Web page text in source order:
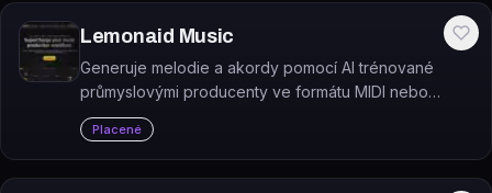
Lemonaid Music
Generuje melodie a akordy pomocí AI trénované
průmyslovými producenty ve formátu MIDI nebo
audio.
Placené